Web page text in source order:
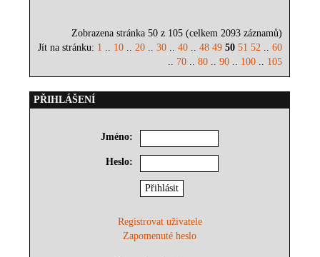
Zobrazena stránka 50 z 105 (celkem 2093 záznamů)
Jít na stránku: 1 .. 10 ..20 ..30 ..40 ..48 49 50 51 52 ..60
.. 70 ..80 ..90 .. 100 .. 105
PŘIHLÁŠENÍ
Jméno:
Heslo:
Registrovat uživatele
Zapomenuté heslo